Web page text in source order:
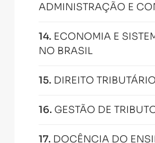
ADMINISTRAÇÃO E
14. ECONOMIA E
NO BRASIL
15. DIREITO TRIBUTÁRIO
16. GESTÃO DE
17. DOCÊNCIA DO